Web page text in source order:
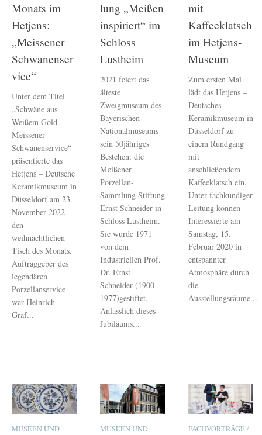
Monats im
Hetjens:
„Meissener
Schwanenser
vice“
Unter dem Titel
„Schwäne aus
Weißem Gold –
Meissener
Schwanenservice“
präsentierte das
Hetjens – Deutsche
Keramikmuseum in
Düsseldorf am 23.
November 2022
den
weihnachtlichen
Tisch des Monats.
Auftraggeber des
legendären
Porzellanservice
war Heinrich
Graf...
lung „Meißen
inspiriert“ im
Schloss
Lustheim
2021 feiert das
älteste
Zweigmuseum des
Bayerischen
Nationalmuseums
sein 50jähriges
Bestehen: die
Meißener
Porzellan-
Sammlung Stiftung
Ernst Schneider in
Schloss Lustheim.
Sie wurde 1971
von dem
Industriellen Prof.
Dr. Ernst
Schneider (1900-
1977)gestiftet.
Anlässlich dieses
Jubiläums...
mit
Kaffeeklatsch
im Hetjens-
Museum
Zum ersten Mal
lädt das Hetjens –
Deutsches
Keramikmuseum in
Düsseldorf zu
einem Rundgang
mit
anschließendem
Kaffeeklatsch ein.
Unter fachkundiger
Leitung können
Interessierte am
Samstag, 15.
Februar 2020 in
entspannter
Atmosphäre durch
die
Ausstellungsräume...
MUSEEN UND
MUSEEN UND
FACHVORTRÄGE /